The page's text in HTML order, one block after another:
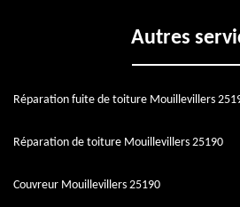
Autres
Réparation fuite de toiture Mouillevillers
Réparation de toiture Mouillevillers 25190
Couvreur Mouillevillers 25190